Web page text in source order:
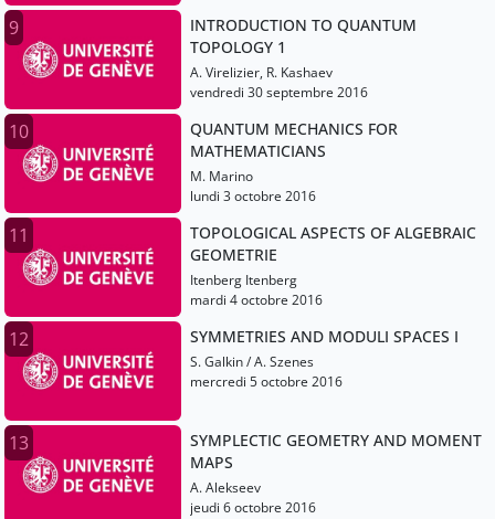
9
INTRODUCTION TO QUANTUM
TOPOLOGY 1
A. Virelizier, R. Kashaev
vendredi 30 septembre 2016
10
QUANTUM MECHANICS FOR
MATHEMATICIANS
M. Marino
lundi 3 octobre 2016
11
TOPOLOGICAL ASPECTS OF ALGEBRAIC
GEOMETRIE
Itenberg Itenberg
mardi 4 octobre 2016
12 SYMMETRIES AND MODULI SPACES I
S. Galkin / A. Szenes
mercredi 5 octobre 2016
13
SYMPLECTIC GEOMETRY AND MOMENT
MAPS
A. Alekseev
jeudi 6 octobre 2016